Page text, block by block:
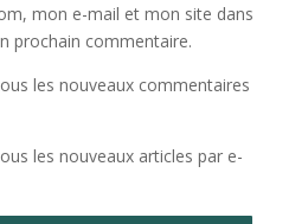
mon e-mail et mon site dans
prochain commentaire.
les nouveaux commentaires
les nouveaux articles par e-